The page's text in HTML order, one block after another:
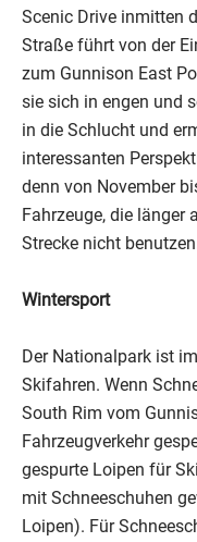
Scenic Drive inmitten
Straße führt von der
zum Gunnison East
sie sich in engen und
in die Schlucht und
interessanten
denn von November
Fahrzeuge, die länger
Strecke nicht
Wintersport
Der Nationalpark ist
Skifahren. Wenn
South Rim vom
Fahrzeugverkehr
gespurte Loipen für
mit Schneeschuhen
Loipen). Für